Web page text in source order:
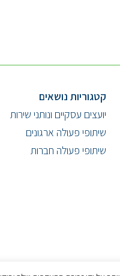
קטגוריות נושאים
יועצים עסקיים ונותני שירות
שיתופי פעולה ארגונים
שיתופי פעולה חברות